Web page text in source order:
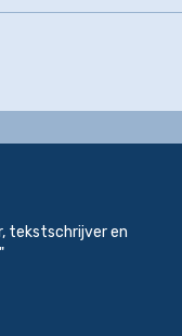
tekstschrijver en